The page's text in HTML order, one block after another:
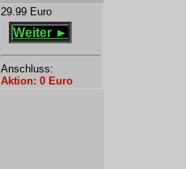
29.99 Euro
Weiter ►
Anschluss:
Aktion: 0 Euro